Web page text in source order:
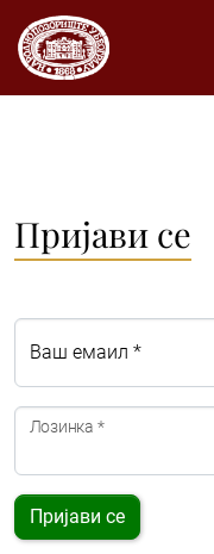
Пријави се
Ваш емаил *
Лозинка *
Пријави се